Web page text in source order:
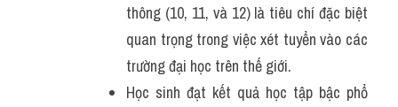
thông (10, 11, và 12) là tiêu chí đặc biệt
quan trọng trong việc xét tuyển vào các
trường đại học trên thế giới.
Học sinh đạt kết quả học tập bậc phổ